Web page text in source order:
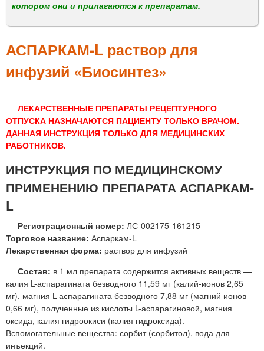
е
н
котором они и прилагаются к препаратам.
АСПАРКАМ-L раствор для
инфузий «Биосинтез»
ЛЕКАРСТВЕННЫЕ ПРЕПАРАТЫ РЕЦЕПТУРНОГО
ОТПУСКА НАЗНАЧАЮТСЯ ПАЦИЕНТУ ТОЛЬКО ВРАЧОМ.
ДАННАЯ ИНСТРУКЦИЯ ТОЛЬКО ДЛЯ МЕДИЦИНСКИХ
РАБОТНИКОВ.
ИНСТРУКЦИЯ ПО МЕДИЦИНСКОМУ
ПРИМЕНЕНИЮ ПРЕПАРАТА АСПАРКАМ-
L
Регистрационный номер: ЛС-002175-161215
Торговое название: Аспаркам-L
Лекарственная форма: раствор для инфузий
Состав: в 1 мл препарата содержится активных веществ —
калия L-аспарагината безводного 11,59 мг (калий-ионов 2,65
мг), магния L-аспарагината безводного 7,88 мг (магний ионов —
0,66 мг), полученные из кислоты L-аспарагиновой, магния
оксида, калия гидроокиси (калия гидроксида).
Вспомогательные вещества: сорбит (сорбитол), вода для
инъекций.